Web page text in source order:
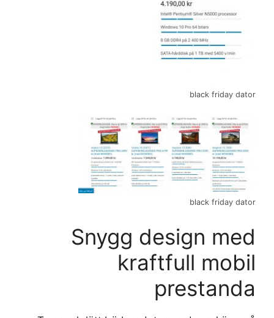
black friday dator
black friday dator
Snygg design med
kraftfull mobil
prestanda